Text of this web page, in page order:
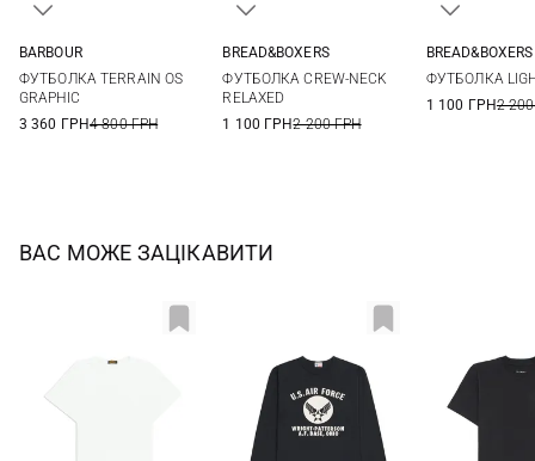
XXL
BARBOUR
ФУТБОЛКА TERRAIN OS
GRAPHIC
3 360 ГРН4 800 ГРН
BREAD&BOXERS
ФУТБОЛКА CREW-NECK
RELAXED
1 100 ГРН2 200 ГРН
BREAD&BOXERS
ФУТБОЛКА
1 100 ГРН2
ВАС МОЖЕ ЗАЦІКАВИТИ